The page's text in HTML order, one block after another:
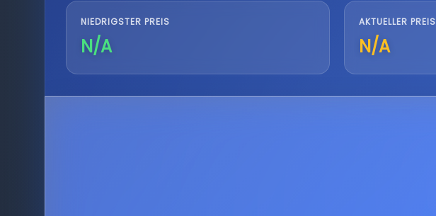
NIEDRIGSTER PREIS
N/A
AKTUELLER PREIS
N/A